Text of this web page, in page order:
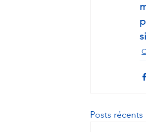
Posts récents